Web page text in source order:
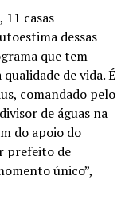
casas
dessas
que tem
de vida. É
comandado pelo
de águas na
do apoio do
prefeito de
único”,